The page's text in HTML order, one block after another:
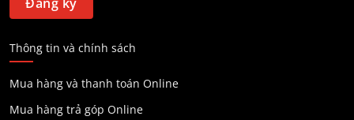
Thông tin và chính sách
Mua hàng và thanh toán Online
Mua hàng trả góp Online